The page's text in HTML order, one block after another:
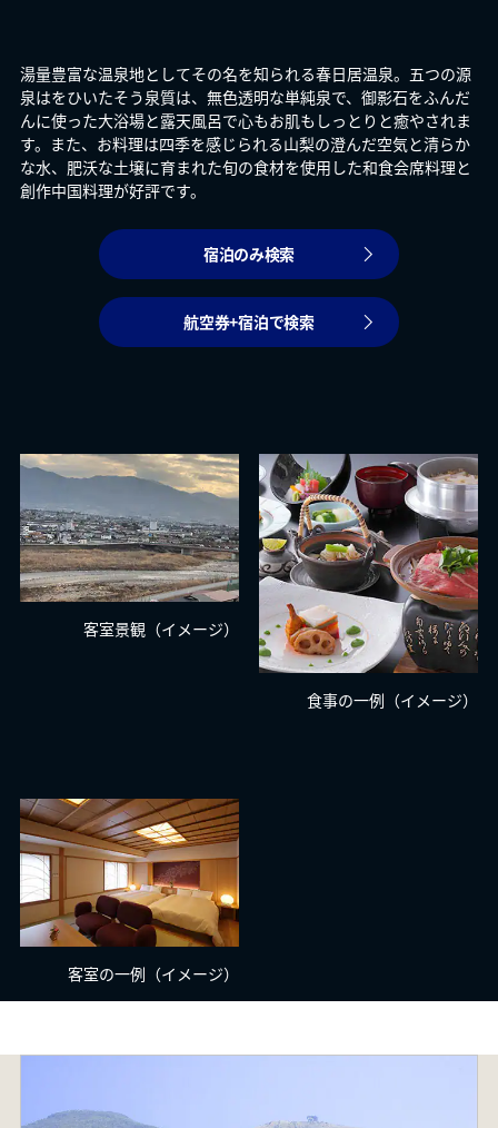
湯量豊富な温泉地としてその名を知られる春日居温泉。五つの源
泉はをひいたそう泉質は、無色透明な単純泉で、御影石をふんだ
んに使った大浴場と露天風呂で心もお肌もしっとりと癒やされま
す。また、お料理は四季を感じられる山梨の澄んだ空気と清らか
な水、肥沃な土壌に育まれた旬の食材を使用した和食会席料理と
創作中国料理が好評です。
宿泊のみ検索
航空券+宿泊で検索
客室景観（イメージ）
食事の一例（イメージ）
客室の一例（イメージ）